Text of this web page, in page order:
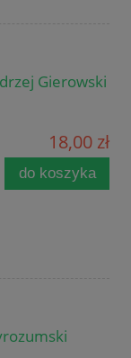
Gierowski
18,00 zł
do koszyka